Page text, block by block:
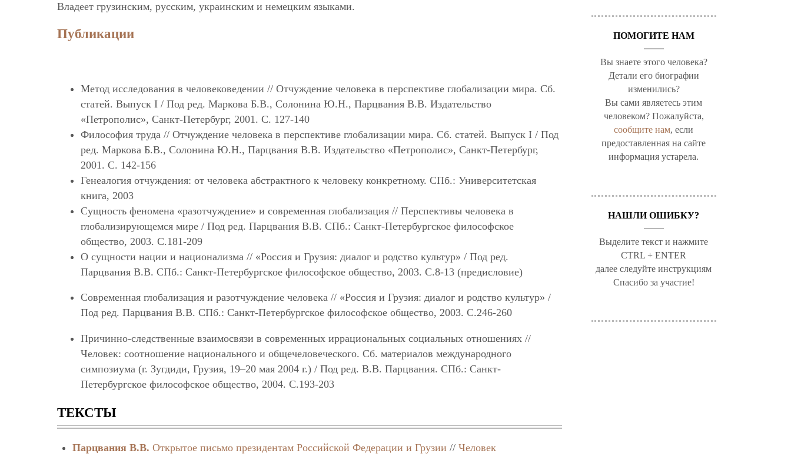
Владеет грузинским, русским, украинским и немецким языками.
Публикации
Метод исследования в человековедении // Отчуждение человека в перспективе глобализации мира. Сб.
статей. Выпуск I / Под ред. Маркова Б.В., Солонина Ю.Н., Парцвания В.В. Издательство
«Петрополис», Санкт-Петербург, 2001. C. 127-140
Философия труда // Отчуждение человека в перспективе глобализации мира. Сб. статей. Выпуск I / Под
ред. Маркова Б.В., Солонина Ю.Н., Парцвания В.В. Издательство «Петрополис», Санкт-Петербург,
2001. C. 142-156
Генеалогия отчуждения: от человека абстрактного к человеку конкретному. CПб.: Университетская
книга, 2003
Сущность феномена «разотчуждение» и современная глобализация // Перспективы человека в
глобализирующемся мире / Под ред. Парцвания В.В. СПб.: Санкт-Петербургское философское
общество, 2003. С.181-209
О сущности нации и национализма // «Россия и Грузия: диалог и родство культур» / Под ред.
Парцвания В.В. СПб.: Санкт-Петербургское философское общество, 2003. С.8-13 (предисловие)
Современная глобализация и разотчуждение человека // «Россия и Грузия: диалог и родство культур» /
Под ред. Парцвания В.В. СПб.: Санкт-Петербургское философское общество, 2003. С.246-260
Причинно-следственные взаимосвязи в современных иррациональных социальных отношениях //
Человек: соотношение национального и общечеловеческого. Сб. материалов международного
симпозиума (г. Зугдиди, Грузия, 19–20 мая 2004 г.) / Под ред. В.В. Парцвания. СПб.: Санкт-
Петербургское философское общество, 2004. С.193-203
ТЕКСТЫ
Парцвания В.В. Открытое письмо президентам Российской Федерации и Грузии //Человек
ПОМОГИТЕ НАМ
Вы знаете этого человека?
Детали его биографии
изменились?
Вы сами являетесь этим
человеком? Пожалуйста,
сообщите нам, если
предоставленная на сайте
информация устарела.
НАШЛИ ОШИБКУ?
Выделите текст и нажмите
CTRL + ENTER
далее следуйте инструкциям
Спасибо за участие!